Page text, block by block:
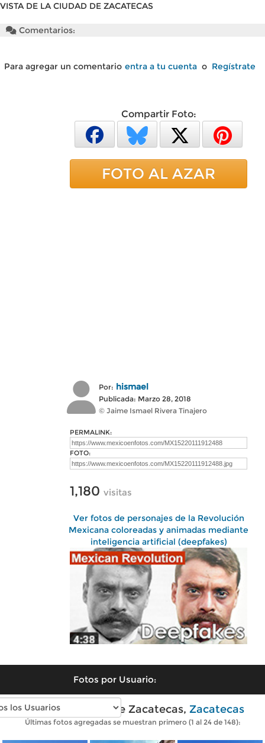
VISTA DE LA CIUDAD DE ZACATECAS
Comentarios:
Para agregar un comentario entra a tu cuenta o Regístrate
Compartir Foto:
FOTO AL AZAR
Por: hismael
Publicada: Marzo 28, 2018
© Jaime Ismael Rivera Tinajero
PERMALINK:
FOTO:
1,180 visitas
Ver fotos de personajes de la Revolución
Mexicana coloreadas y animadas mediante
inteligencia artificial (deepfakes)
Fotos por Usuario:
Fotos modernas de Zacatecas, Zacatecas
Últimas fotos agregadas se muestran primero (1 al 24 de 148):